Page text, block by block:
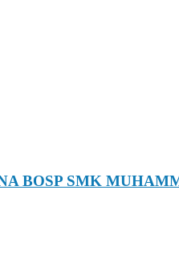
BOSP SMK